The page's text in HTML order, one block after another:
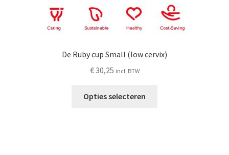
De Ruby cup Small (low cervix)
€30,25 incl. BTW
Opties selecteren